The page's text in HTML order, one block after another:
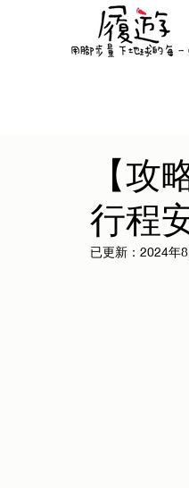
【
行程
已更新： 2024年